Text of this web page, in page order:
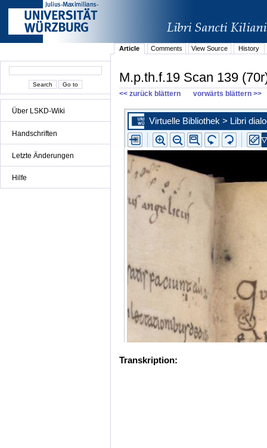
Über LSKD-Wiki
Handschriften
Letzte Änderungen
Hilfe
Article Comments View Source History
M.p.th.f.19 Scan 139
<< zurück blättern vorwärts blättern >>
Transkription: